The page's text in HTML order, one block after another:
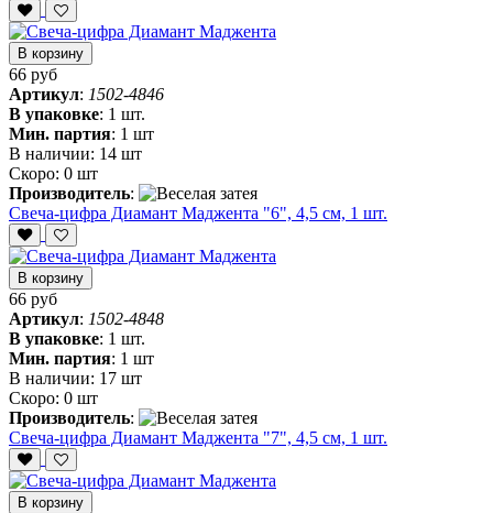
В корзину
66 руб
Артикул: 1502-4846
В упаковке: 1 шт.
Мин. партия: 1 шт
В наличии: 14 шт
Скоро: 0 шт
Производитель:
Свеча-цифра Диамант Маджента "6", 4,5 см, 1 шт.
В корзину
66 руб
Артикул: 1502-4848
В упаковке: 1 шт.
Мин. партия: 1 шт
В наличии: 17 шт
Скоро: 0 шт
Производитель:
Свеча-цифра Диамант Маджента "7", 4,5 см, 1 шт.
В корзину